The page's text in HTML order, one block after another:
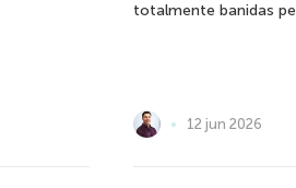
totalmente banidas
12 jun 2026